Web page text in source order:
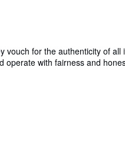
for the authenticity of
with fairness and